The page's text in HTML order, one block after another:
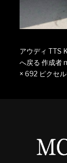
アウディ TTS
へ戻る 作成者
× 692 ピクセ